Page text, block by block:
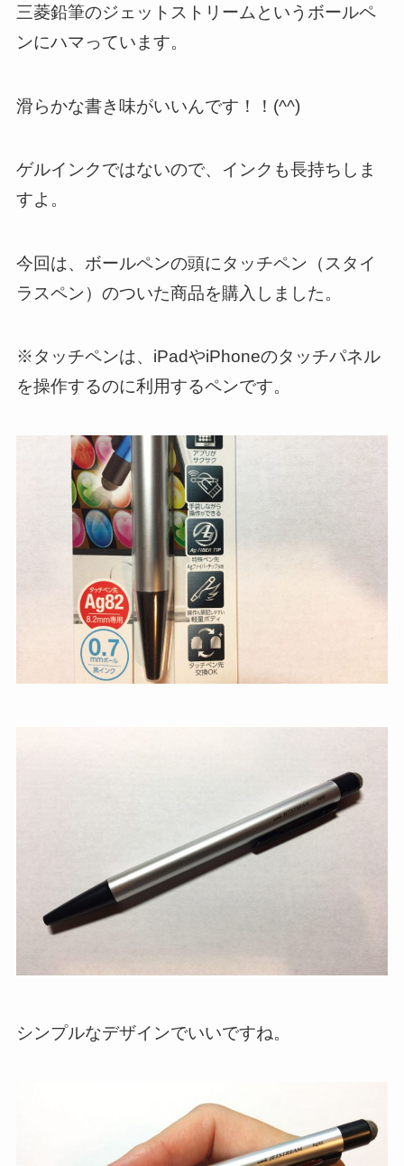
三菱鉛筆のジェットストリームというボールペ
ンにハマっています。
滑らかな書き味がいいんです！！(^^)
ゲルインクではないので、インクも長持ちしま
すよ。
今回は、ボールペンの頭にタッチペン（スタイ
ラスペン）のついた商品を購入しました。
※タッチペンは、iPadやiPhoneのタッチパネル
を操作するのに利用するペンです。
シンプルなデザインでいいですね。